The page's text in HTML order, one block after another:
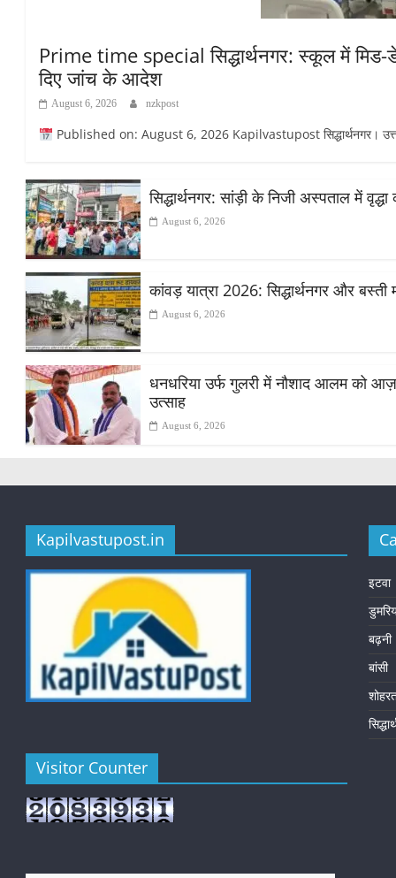
Prime time special सिद्धार्थनगर: स्कूल में मिड-
दिए जांच के आदेश
August 6, 2026 nzkpost
Published on: August 6, 2026 Kapilvastupost सिद्धार्थनगर। उत्तर
सिद्धार्थनगर: सांड़ी के निजी अस्पताल में
August 6, 2026
कांवड़ यात्रा 2026: सिद्धार्थनगर और
August 6, 2026
धनधरिया उर्फ गुलरी में नौशाद आलम को
उत्साह
August 6, 2026
Kapilvastupost.in
Visitor Counter
इटवा
बढ़नी
बांसी